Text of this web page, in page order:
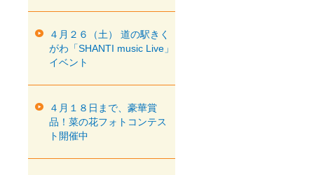
４月２６（土） 道の駅きく
がわ「SHANTI music Live」
イベント
４月１８日まで、豪華賞
品！菜の花フォトコンテス
ト開催中